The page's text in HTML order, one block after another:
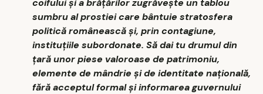
coifului și a brățărilor zugrăvește un tablou
sumbru al prostiei care bântuie stratosfera
politică românească și, prin contagiune,
instituțiile subordonate. Să dai tu drumul din
țară unor piese valoroase de patrimoniu,
elemente de mândrie și de identitate națională,
fără acceptul formal și informarea guvernului